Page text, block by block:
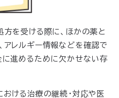
を受ける際に、ほかの薬と
アレルギー情報などを確認で
に進めるために欠かせない存
ける治療の継続・対応や医